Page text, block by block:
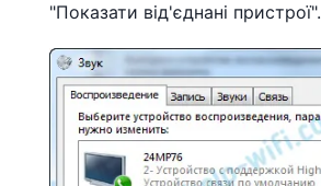
"Показати від'єднані пристрої".